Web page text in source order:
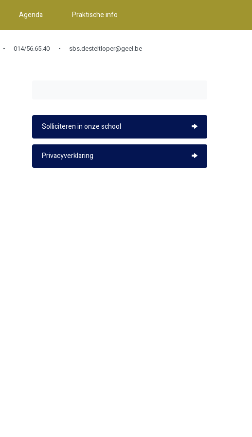
Agenda Praktische info
014/56.65.40 sbs.desteltloper@geel.be
Solliciteren in onze school
Privacyverklaring